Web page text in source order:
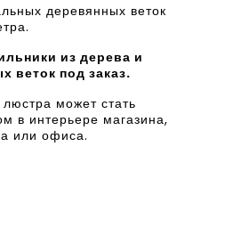
деревянных веток
из дерева и
веток под заказ.
может стать
в интерьере магазина,
или офиса.